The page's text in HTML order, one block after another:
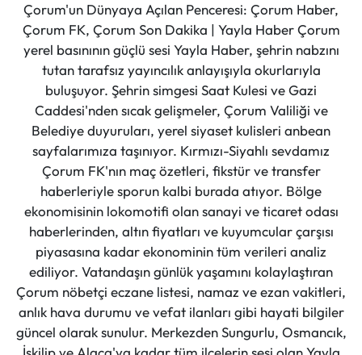
Çorum'un Dünyaya Açılan Penceresi: Çorum Haber,
Çorum FK, Çorum Son Dakika | Yayla Haber Çorum
yerel basınının güçlü sesi Yayla Haber, şehrin nabzını
tutan tarafsız yayıncılık anlayışıyla okurlarıyla
buluşuyor. Şehrin simgesi Saat Kulesi ve Gazi
Caddesi'nden sıcak gelişmeler, Çorum Valiliği ve
Belediye duyuruları, yerel siyaset kulisleri anbean
sayfalarımıza taşınıyor. Kırmızı-Siyahlı sevdamız
Çorum FK'nın maç özetleri, fikstür ve transfer
haberleriyle sporun kalbi burada atıyor. Bölge
ekonomisinin lokomotifi olan sanayi ve ticaret odası
haberlerinden, altın fiyatları ve kuyumcular çarşısı
piyasasına kadar ekonominin tüm verileri analiz
ediliyor. Vatandaşın günlük yaşamını kolaylaştıran
Çorum nöbetçi eczane listesi, namaz ve ezan vakitleri,
anlık hava durumu ve vefat ilanları gibi hayati bilgiler
güncel olarak sunulur. Merkezden Sungurlu, Osmancık,